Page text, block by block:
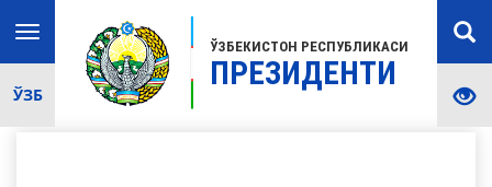
ЎЗБЕКИСТОН РЕСПУБЛИКАСИ
ПРЕЗИДЕНТИ
Toggle
navigation
ЎЗБ